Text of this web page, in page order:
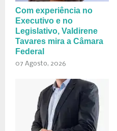
Com experiência no
Executivo e no
Legislativo, Valdirene
Tavares mira a Câmara
Federal
07 Agosto, 2026